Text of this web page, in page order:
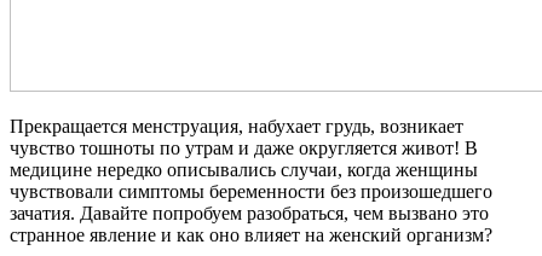
Прекращается менструация, набухает грудь, возникает
чувство тошноты по утрам и даже округляется живот! В
медицине нередко описывались случаи, когда женщины
чувствовали симптомы беременности без произошедшего
зачатия. Давайте попробуем разобраться, чем вызвано это
странное явление и как оно влияет на женский организм?